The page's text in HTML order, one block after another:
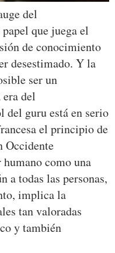
del
que juega el
de conocimiento
desestimado. Y la
ser un
del
guru está en serio
el principio de
Occidente
como una
a todas las personas,
implica la
tan valoradas
y también